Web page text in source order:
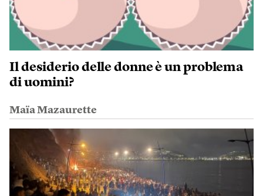
Il desiderio delle donne è un problema
di uomini?
Maïa Mazaurette